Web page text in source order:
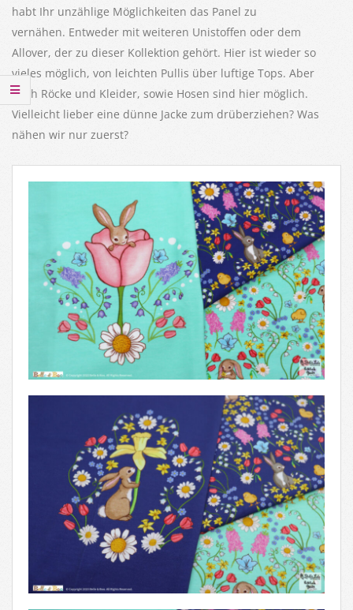
habt Ihr unzählige Möglichkeiten das Panel zu
vernähen. Entweder mit weiteren Unistoffen oder dem
Allover, der zu dieser Kollektion gehört. Hier ist wieder so
vieles möglich, von leichten Pullis über luftige Tops. Aber
auch Röcke und Kleider, sowie Hosen sind hier möglich.
Vielleicht lieber eine dünne Jacke zum drüberziehen? Was
nähen wir nur zuerst?